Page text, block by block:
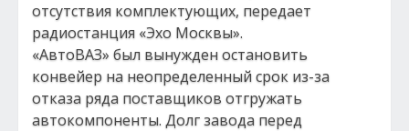
отсутствия комплектующих, передает
радиостанция «Эхо Москвы».
«АвтоВАЗ» был вынужден остановить
конвейер на неопределенный срок из-за
отказа ряда поставщиков отгружать
автокомпоненты. Долг завода перед